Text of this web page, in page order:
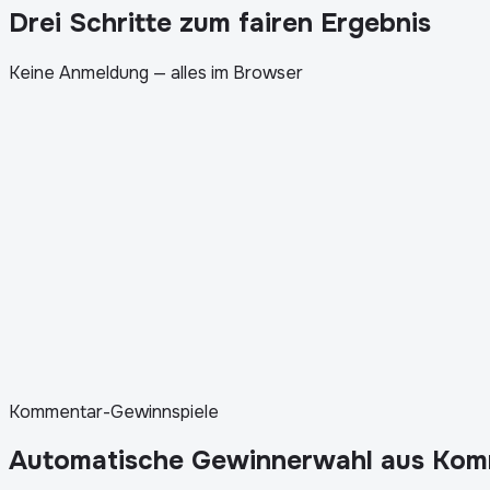
Drei Schritte zum fairen Ergebnis
Keine Anmeldung — alles im Browser
Kommentar-Gewinnspiele
Automatische Gewinnerwahl aus